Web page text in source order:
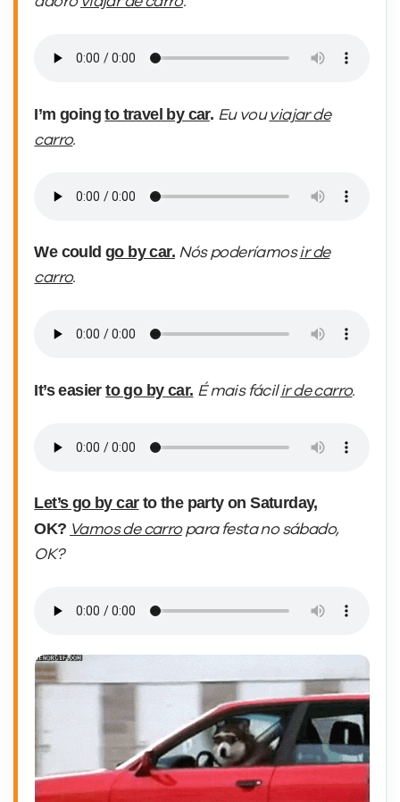
I’m goingto travel by car. Eu vouviajar de
carro.
We could go by car. Nós poderíamosir de
carro.
It’s easierto go by car. É mais fácilir de carro.
Let’s go by carto the party on Saturday,
OK? Vamos de carropara festa no sábado,
OK?